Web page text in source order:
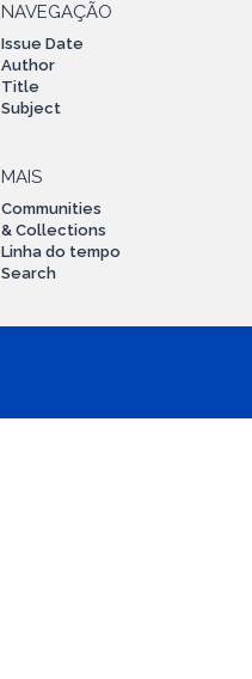
NAVEGAÇÃO
Issue Date
Author
Title
Subject
MAIS
Communities
& Collections
Linha do tempo
Search